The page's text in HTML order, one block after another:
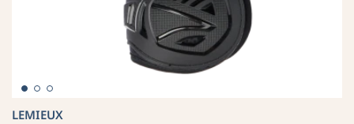
LEMIEUX